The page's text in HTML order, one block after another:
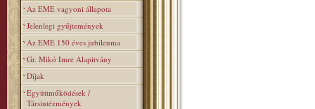
Az EME vagyoni állapota
Jelenlegi gyűjtemények
Az EME 150 éves jubileuma
Gr. Mikó Imre Alapitvány
Díjak
Együttműködések /
Társintézmények